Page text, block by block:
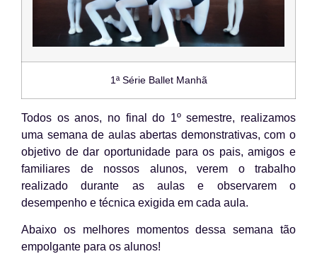
1ª Série Ballet Manhã
Todos os anos, no final do 1º semestre, realizamos
uma semana de aulas abertas demonstrativas, com o
objetivo de dar oportunidade para os pais, amigos e
familiares de nossos alunos, verem o trabalho
realizado durante as aulas e observarem o
desempenho e técnica exigida em cada aula.
Abaixo os melhores momentos dessa semana tão
empolgante para os alunos!